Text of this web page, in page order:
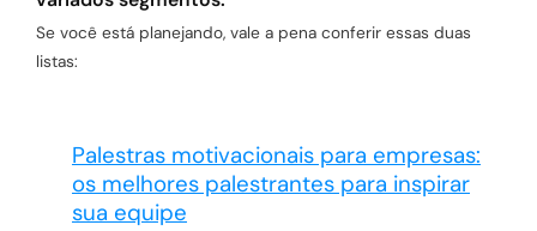
Se você está planejando, vale a pena conferir essas duas
listas:
Palestras motivacionais para empresas:
os melhores palestrantes para inspirar
sua equipe